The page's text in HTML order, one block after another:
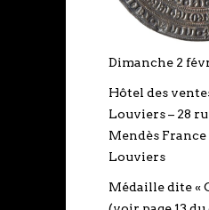
Dimanche 2
Hôtel des
Louviers – 28
Mendès France
Louviers
Médaille dite «